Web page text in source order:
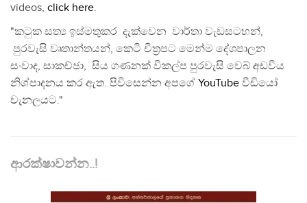
videos, click here.
"කටුක සත්‍ය ඉස්මතුකර දැක්වෙන වාර්තා වැඩසටහන්,
පුරවැසි වෘතාන්තයන්, කෙටි චිත්‍රපට මෙන්ම දේශපාලන
සංවාද, සාකච්ඡා, සිය ගණනක් විකල්ප පුරවැසි වෙබ් අඩවිය
නිශ්පාදනය කර ඇත. පිවිසෙන්න අපගේ YouTube වීඩියෝ
චැනලයට."
ආරක්ෂාවන්න..!